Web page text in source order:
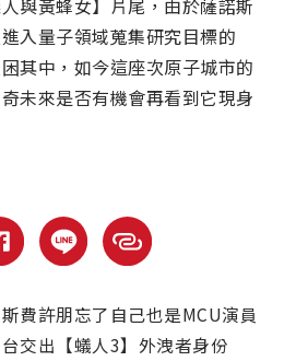
與黃蜂女】片尾，由於薩諾斯
入量子領域蒐集研究目標的
困其中，如今這座次原子城市的
未來是否有機會再看到它現身
費許朋忘了自己也是MCU演員
交出【蟻人3】外洩者身份